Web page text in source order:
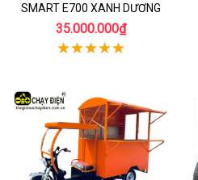
SMART E700 XANH DƯƠNG
35.000.000₫